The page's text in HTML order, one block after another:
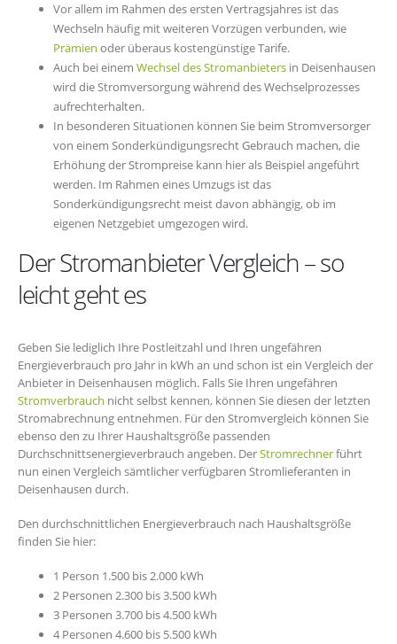
Vor allem im Rahmen des ersten Vertragsjahres ist das
Wechseln häufig mit weiteren Vorzügen verbunden, wie
Prämien oder überaus kostengünstige Tarife.
Auch bei einem Wechsel des Stromanbieters in Deisenhausen
wird die Stromversorgung während des Wechselprozesses
aufrechterhalten.
In besonderen Situationen können Sie beim Stromversorger
von einem Sonderkündigungsrecht Gebrauch machen, die
Erhöhung der Strompreise kann hier als Beispiel angeführt
werden. Im Rahmen eines Umzugs ist das
Sonderkündigungsrecht meist davon abhängig, ob im
eigenen Netzgebiet umgezogen wird.
Der Stromanbieter Vergleich – so
leicht geht es
Geben Sie lediglich Ihre Postleitzahl und Ihren ungefähren
Energieverbrauch pro Jahr in kWh an und schon ist ein Vergleich der
Anbieter in Deisenhausen möglich. Falls Sie Ihren ungefähren
Stromverbrauch nicht selbst kennen, können Sie diesen der letzten
Stromabrechnung entnehmen. Für den Stromvergleich können Sie
ebenso den zu Ihrer Haushaltsgröße passenden
Durchschnittsenergieverbrauch angeben. DerStromrechnerführt
nun einen Vergleich sämtlicher verfügbaren Stromlieferanten in
Deisenhausen durch.
Den durchschnittlichen Energieverbrauch nach Haushaltsgröße
finden Sie hier:
1 Person 1.500 bis 2.000 kWh
2 Personen 2.300 bis 3.500 kWh
3 Personen 3.700 bis 4.500 kWh
4 Personen 4.600 bis 5.500 kWh